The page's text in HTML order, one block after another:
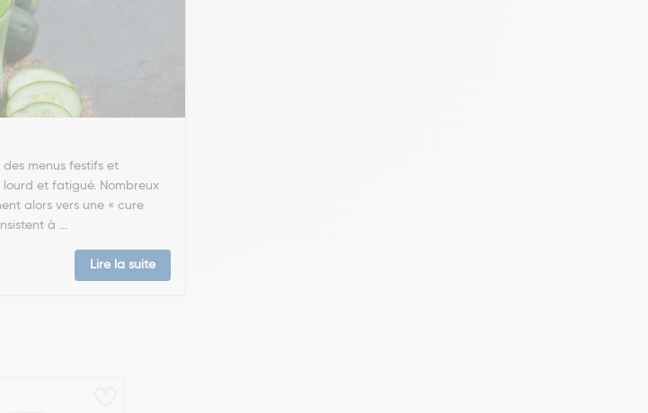
des menus festifs et
lourd et fatigué. Nombreux
alors vers une « cure
à ...
Lire la suite